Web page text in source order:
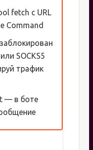
fetch с URL
Command
SOCKS5
трафик
— в боте